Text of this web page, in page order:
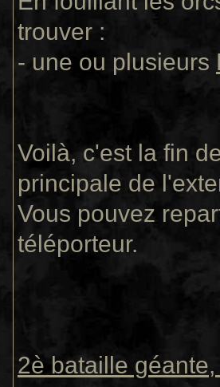
trouver :
- une ou plusieurs
Voilà, c'est la fin
principale de
Vous pouvez
téléporteur.
2è bataille